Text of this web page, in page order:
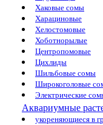
Хаковые сомы
Харациновые
Хелостомовые
Хоботнорылые
Центропомовые
Цихлиды
Шильбовые сомы
Широкоголовые
Электрические
Аквариумные
укореняющиеся в